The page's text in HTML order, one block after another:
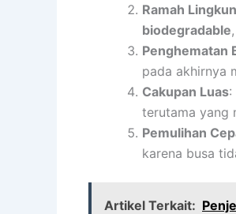
Ramah
biodegradable
Penghematan
pada akhirnya
Cakupan Luas:
terutama yang
Pemulihan
karena busa
Artikel Terkait: